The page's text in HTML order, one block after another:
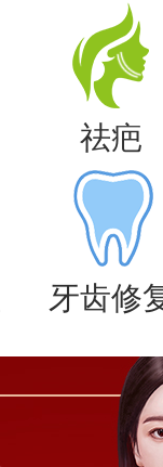
祛疤
牙齿修